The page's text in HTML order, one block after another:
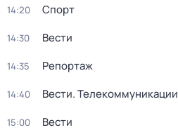
14:20 Спорт
14:30 Вести
14:35 Репортаж
14:40 Вести. Телекоммуникации
15:00 Вести